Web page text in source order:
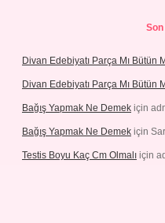
Divan Edebiyatı Parça Mı Bütün
Divan Edebiyatı Parça Mı Bütün
Bağış Yapmak Ne Demek için
Bağış Yapmak Ne Demek için
Testis Boyu Kaç Cm Olmalı için